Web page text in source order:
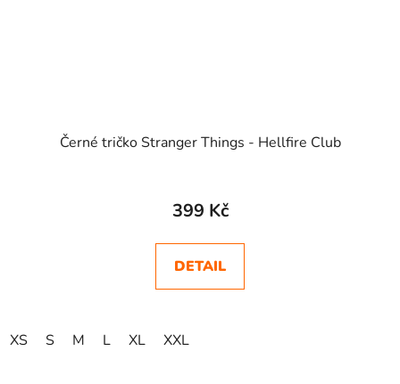
Černé tričko Stranger Things - Hellfire Club
399 Kč
DETAIL
XS S M L XL XXL